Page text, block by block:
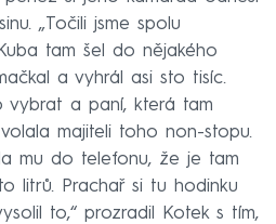
„Točili jsme spolu
tam šel do nějakého
a vyhrál asi sto tisíc.
vybrat a paní, která tam
majiteli toho non-stopu.
mu do telefonu, že je tam
litrů. Prachař si tu hodinku
to,“ prozradil Kotek s tím,